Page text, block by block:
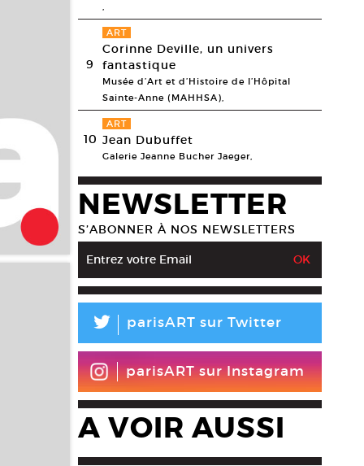
,
9
ART
Corinne Deville, un univers
fantastique
Musée d’Art et d’Histoire de l’Hôpital
Sainte-Anne (MAHHSA),
10
ART
Jean Dubuffet
Galerie Jeanne Bucher Jaeger,
NEWSLETTER
S’ABONNER À NOS NEWSLETTERS
L parisART sur Twitter
parisART sur Instagram
A VOIR AUSSI